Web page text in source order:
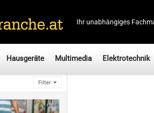
Filter
Ihr unabhängiges
Hausgeräte Multimedia Elektrotechnik